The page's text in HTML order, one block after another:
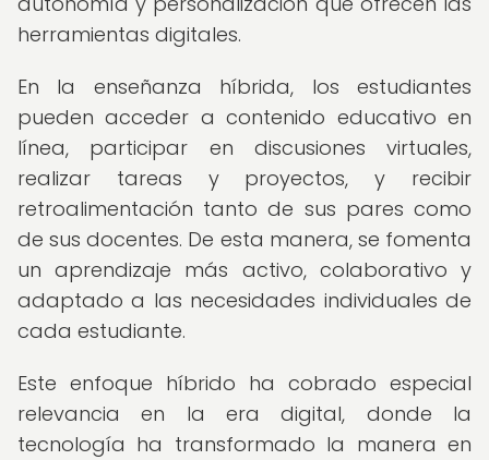
herramientas digitales.
En la enseñanza híbrida, los estudiantes
pueden acceder a contenido educativo en
línea, participar en discusiones virtuales,
realizar tareas y proyectos, y recibir
retroalimentación tanto de sus pares como
de sus docentes. De esta manera, se fomenta
un aprendizaje más activo, colaborativo y
adaptado a las necesidades individuales de
cada estudiante.
Este enfoque híbrido ha cobrado especial
relevancia en la era digital, donde la
tecnología ha transformado la manera en